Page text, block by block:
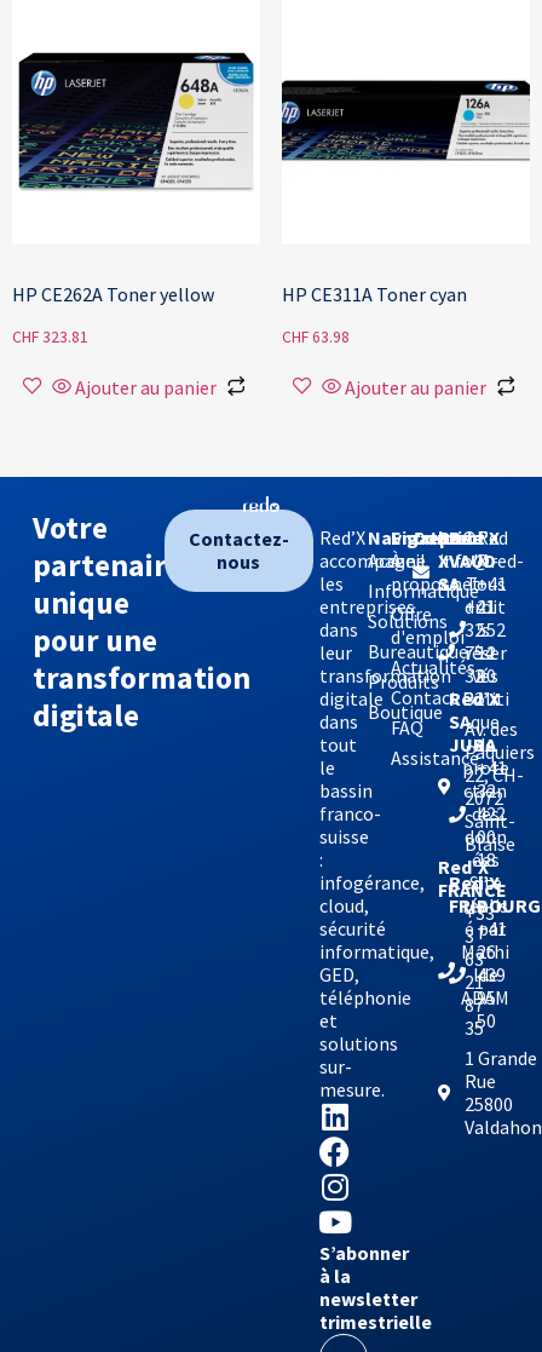
HP CE262A Toner yellow
CHF323.81
Ajouter au panier
HP CE311A Toner cyan
CHF63.98
Ajouter au panier
Votre
partenaire
unique
pour une
transformation
digitale
Contactez-
nous
Red’X
accompagne
les
entreprises
dans
leur
transformation
digitale
dans
tout
le
bassin
franco-
suisse
:
infogérance,
cloud,
sécurité
informatique,
GED,
téléphonie
et
solutions
sur-
mesure.
S’abonner
à la
newsletter
trimestrielle
Navigation
Accueil
Informatique
Solutions
Bureautique
Produits
Boutique
Entreprise
À
propos
Offre
d'emploi
Actualités
Contact
FAQ
Assistance
Contact
info@red-
x.net
Red
X
SA
+41
32
754
32
32
Av. des
Pâquiers
22, CH-
2072
Saint-
Blaise
Red’X
FRANCE
+33
3
63
21
87
35
1 Grande
Rue
25800
Valdahon
Red’X
VAUD
+41
21
552
12
90
Red’X
SA
JURA
+41
32
422
00
18
Red’X
FRIBOURG
+41
26
439
95
50
©Red
'X -
Tous
droit
s
réser
vés
Politi
que
de
prote
ction
des
donn
ées
Site
réalis
é par
Mathi
lde
ADAM